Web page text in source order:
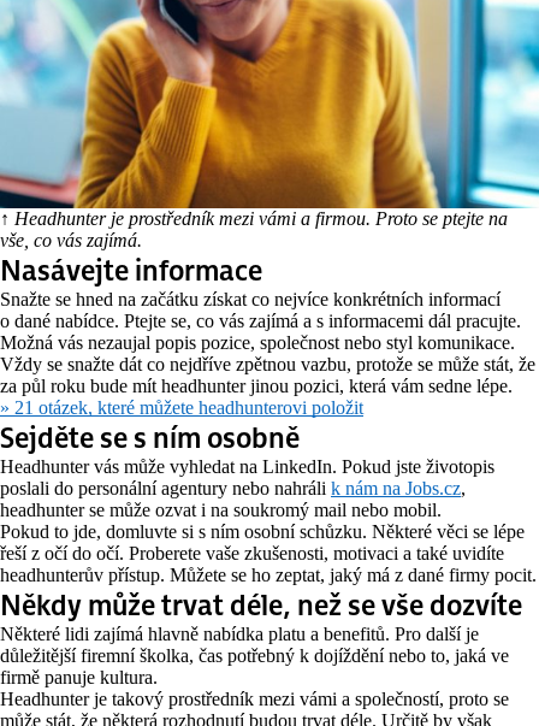
↑ Headhunter je prostředník mezi vámi a firmou. Proto se ptejte na
vše, co vás zajímá.
Nasávejte informace
Snažte se hned na začátku získat co nejvíce konkrétních informací
o dané nabídce. Ptejte se, co vás zajímá a s informacemi dál pracujte.
Možná vás nezaujal popis pozice, společnost nebo styl komunikace.
Vždy se snažte dát co nejdříve zpětnou vazbu, protože se může stát, že
za půl roku bude mít headhunter jinou pozici, která vám sedne lépe.
» 21 otázek, které můžete headhunterovi položit
Sejděte se s ním osobně
Headhunter vás může vyhledat na LinkedIn. Pokud jste životopis
poslali do personální agentury nebo nahráli k nám na Jobs.cz,
headhunter se může ozvat i na soukromý mail nebo mobil.
Pokud to jde, domluvte si s ním osobní schůzku. Některé věci se lépe
řeší z očí do očí. Proberete vaše zkušenosti, motivaci a také uvidíte
headhunterův přístup. Můžete se ho zeptat, jaký má z dané firmy pocit.
Někdy může trvat déle, než se vše dozvíte
Některé lidi zajímá hlavně nabídka platu a benefitů. Pro další je
důležitější firemní školka, čas potřebný k dojíždění nebo to, jaká ve
firmě panuje kultura.
Headhunter je takový prostředník mezi vámi a společností, proto se
může stát, že některá rozhodnutí budou trvat déle. Určitě by však